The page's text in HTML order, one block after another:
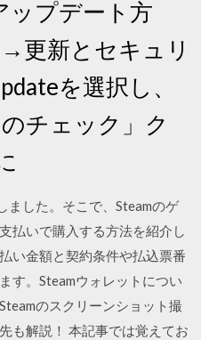
ップデート方
更新とセキュリ
を選択し、
チェック」ク
ました。そこで、Steamのゲ
払いで購入する方法を紹介し
い金額と契約条件や払込票番
す。Steamウォレットについ
のスクリーンショット撮
も解説！ 本記事では覚えてお